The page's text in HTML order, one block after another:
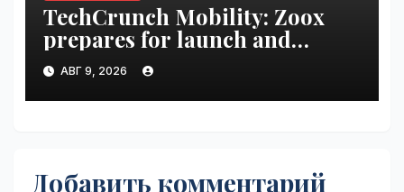
TechCrunch Mobility: Zoox
prepares for launch and
Uber’s AV empire | VseTime.ru
АВГ 9, 2026
Добавить комментарий